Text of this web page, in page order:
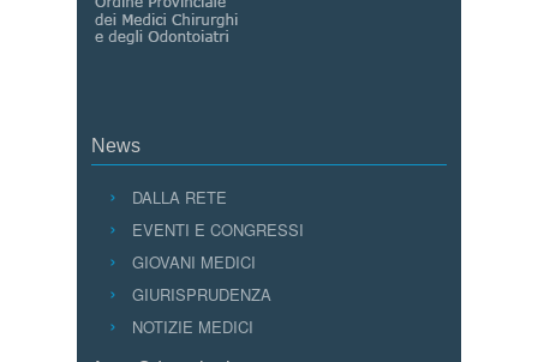
News
DALLA RETE
EVENTI E CONGRESSI
GIOVANI MEDICI
GIURISPRUDENZA
NOTIZIE MEDICI